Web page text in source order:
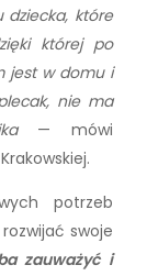
dziecka, które
której po
jest w domu i
nie ma
— mówi
potrzeb
swoje
zauważyć i